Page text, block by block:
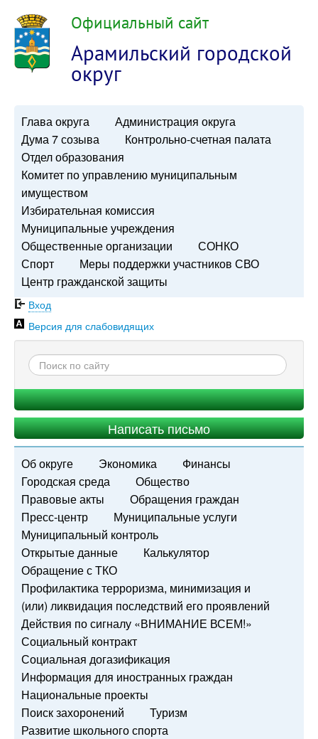
Официальный сайт
Арамильский городской
округ
Глава округа
Администрация округа
Дума 7 созыва
Контрольно-счетная палата
Отдел образования
Комитет по управлению муниципальным
имуществом
Избирательная комиссия
Муниципальные учреждения
Общественные организации
СОНКО
Спорт
Меры поддержки участников СВО
Центр гражданской защиты
Вход
Версия для слабовидящих
Написать письмо
Об округе Экономика
Финансы
Городская среда
Общество
Правовые акты
Обращения граждан
Пресс-центр
Муниципальные услуги
Муниципальный контроль
Открытые данные
Калькулятор
Обращение с ТКО
Профилактика терроризма, минимизация и
(или) ликвидация последствий его проявлений
Действия по сигналу «ВНИМАНИЕ ВСЕМ!»
Социальный контракт
Социальная догазификация
Информация для иностранных граждан
Национальные проекты
Поиск захоронений
Туризм
Развитие школьного спорта